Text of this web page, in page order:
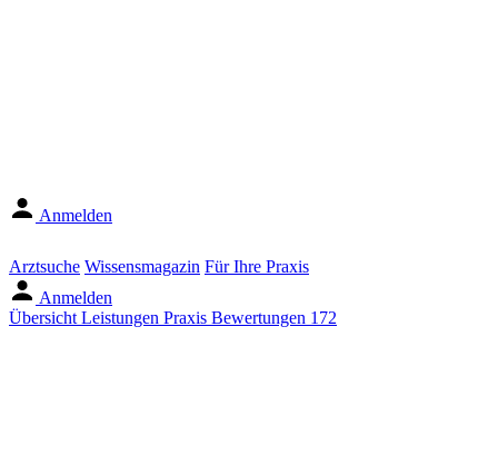
Anmelden
Arztsuche Wissensmagazin Für Ihre Praxis
Anmelden
Übersicht Leistungen Praxis Bewertungen 172